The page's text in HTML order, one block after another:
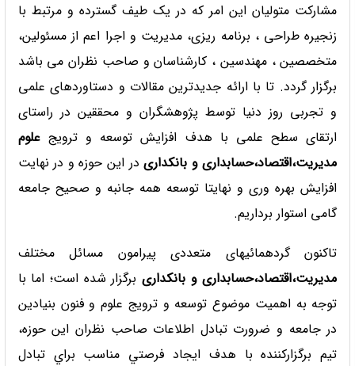
مشارکت متولیان این امر که در یک طیف گسترده و مرتبط با
زنجیره طراحی ، برنامه ریزی، مدیریت و اجرا اعم از مسئولین،
متخصصین ، مهندسین ، کارشناسان و صاحب نظران می باشد
برگزار گردد. تا با ارائه جدیدترین مقالات و دستاوردهای علمی
و تجربی روز دنیا توسط پژوهشگران و محققین در راستای
ارتقای سطح علمی با هدف افزایش توسعه و ترویجعلوم
مدیریت،اقتصاد،حسابداری و بانکداریدر این حوزه و در نهایت
افزایش بهره وری و نهایتا توسعه همه جانبه و صحیح جامعه
گامی استوار برداریم.
تاکنون گردهمائیهای متعددی پیرامون مسائل مختلف
مدیریت،اقتصاد،حسابداری و بانکداری برگزار شده است؛ اما با
توجه به اهمیت موضوع توسعه و ترویج علوم و فنون بنیادین
در جامعه و ضرورت تبادل اطلاعات صاحب نظران این حوزه،
تیم برگزارکننده با هدف ايجاد فرصتي مناسب براي تبادل